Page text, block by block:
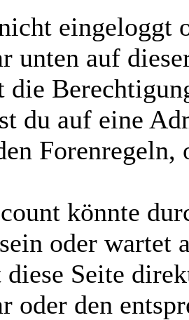
eingeloggt
unten auf
du auf eine
Forenregeln,
könnte
oder wartet
Seite
oder den